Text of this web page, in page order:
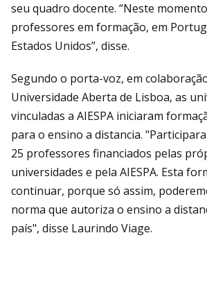
seu quadro docente. “Neste
professores em formação, em
Estados Unidos”, disse.
Segundo o porta-voz, em
Universidade Aberta de Lisboa, as
vinculadas a AIESPA iniciaram
para o ensino a distancia.
25 professores financiados pelas
universidades e pela AIESPA. Esta
continuar, porque só assim,
norma que autoriza o ensino a
país", disse Laurindo Viage.